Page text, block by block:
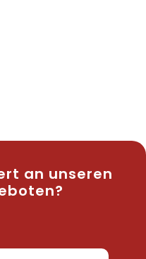
an unseren